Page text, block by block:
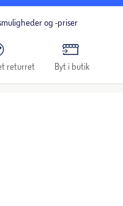
og -priser
returret Byt i butik